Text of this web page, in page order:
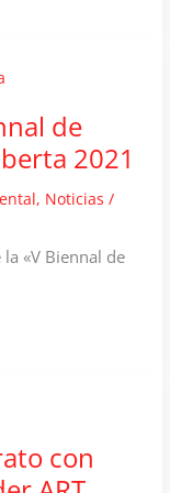
de
2021
, Noticias /
«V Biennal de
con